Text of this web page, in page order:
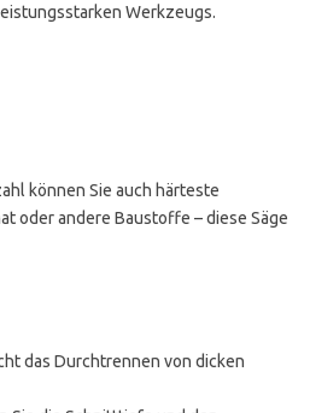
Werkzeugs.
können Sie auch härteste
oder andere Baustoffe – diese Säge
das Durchtrennen von dicken